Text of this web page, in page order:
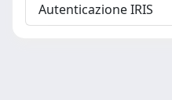
Autenticazione IRIS